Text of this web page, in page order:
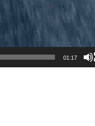
01:17